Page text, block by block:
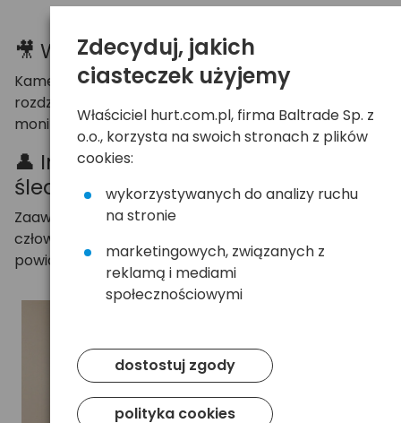
🎥 Wyraźny obraz i pełna kontrola
Kamera rejestruje szczegółowy obraz w wysokiej
rozdzielczości Full HD, umożliwiając wygodne
monitorowanie pomieszczeń o każdej porze dnia.
👤 Inteligentne wykrywanie i
śledzenie osób
Zaawansowany algorytm AI rozpoznaje obecność
człowieka, automatycznie śledzi jego ruch i wysyła
powiadomienia bezpośrednio na smartfon.
Zdecyduj, jakich
ciasteczek użyjemy
Właściciel hurt.com.pl, firma Baltrade Sp. z
o.o., korzysta na swoich stronach z plików
cookies:
wykorzystywanych do analizy ruchu
na stronie
marketingowych, związanych z
reklamą i mediami
społecznościowymi
dostostuj zgody
polityka cookies